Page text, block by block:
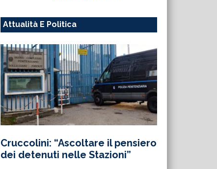
Attualità E Politica
Cruccolini: “Ascoltare il pensiero
dei detenuti nelle Stazioni”